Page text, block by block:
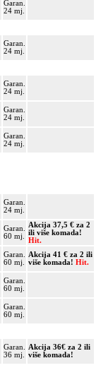
Garan.
24 mj.
Garan.
24 mj.
Garan.
24 mj.
Garan.
24 mj.
Garan.
24 mj.
Garan.
24 mj.
Garan.
60 mj.
Akcija 37,5 € za 2
ili više komada!
Hit.
Garan.
60 mj.
Akcija 41 € za 2 ili
više komada! Hit.
Garan.
60 mj.
Garan.
60 mj.
Garan.
36 mj.
Akcija 36€ za 2 ili
više komada!